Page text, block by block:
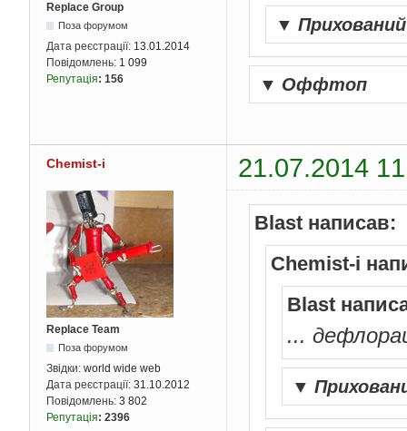
Replace Group
Поза форумом
Дата реєстрації: 13.01.2014
Повідомлень: 1 099
Репутація: 156
▼
▼ Оффтоп
Chemist-i 21.07.2014
Replace Team
Поза форумом
Звідки: world wide web
Дата реєстрації: 31.10.2012
Повідомлень: 3 802
Репутація: 2396
Blast написав:
Chemist-i
Blast
...
▼